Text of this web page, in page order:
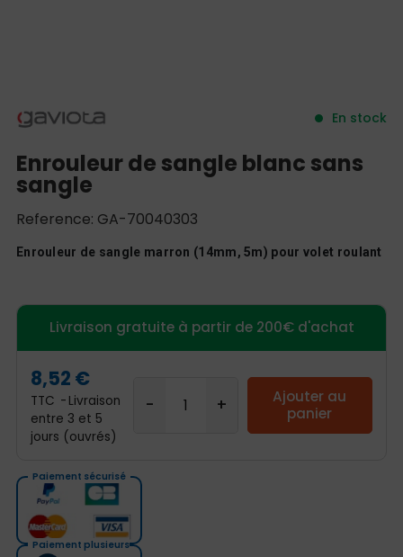
Enrouleur de sangle blanc sans
sangle
Reference: GA-70040303
Enrouleur de sangle marron (14mm, 5m) pour volet roulant
Livraison gratuite à partir de 200€ d'achat
8,52 €
TTC
Livraison
entre 3 et 5
jours (ouvrés)
Ajouter au
panier
En stock
Paiement sécurisé
Paiement plusieurs